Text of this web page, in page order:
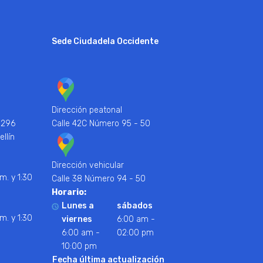
y 1:30
y 1:30
Sede Ciudadela Occidente
Dirección peatonal
Calle 42C Número 95 - 50
Dirección vehicular
Calle 38 Número 94 - 50
Horario:
Lunes a
viernes
6:00 am -
10:00 pm
sábados
6:00 am -
02:00 pm
Fecha última actualización